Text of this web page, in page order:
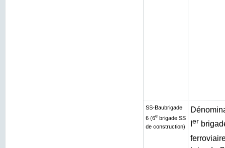
SS-Baubrigade
6 (6e brigade SS
de construction)
er